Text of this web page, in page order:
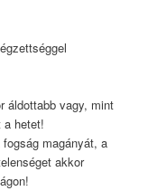
áldottabb vagy, mint
a hetet!
magányát, a
akkor